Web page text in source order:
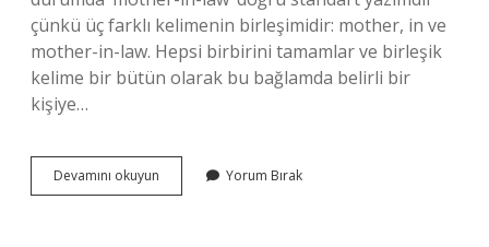
çünkü üç farklı kelimenin birleşimidir: mother, in ve
mother-in-law. Hepsi birbirini tamamlar ve birleşik
kelime bir bütün olarak bu bağlamda belirli bir
kişiye…
Devamını okuyun Kaynana
Neyin
Yorum Bırak